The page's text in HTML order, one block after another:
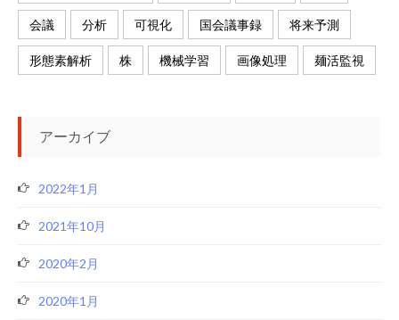
会議 分析 可視化 国会議事録 将来予測
形態素解析 株 機械学習 画像処理 麺活監視
アーカイブ
2022年1月
2021年10月
2020年2月
2020年1月